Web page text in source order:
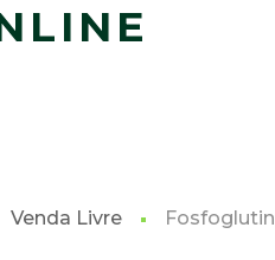
Venda Livre